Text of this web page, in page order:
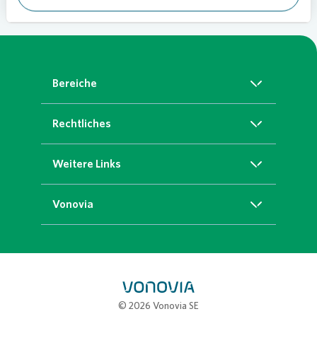
Bereiche
Über Uns
Presse
Rechtliches
Datenschutz
Weitere Links
Kontakt
Vonovia
© 2026 Vonovia SE